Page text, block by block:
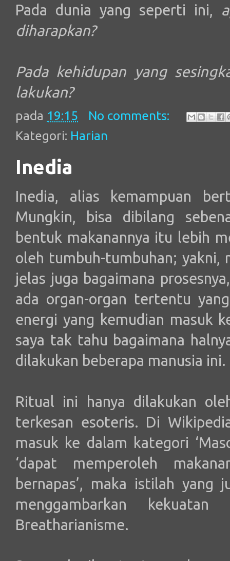
Pada dunia yang seperti ini,
diharapkan?
Pada kehidupan yang
lakukan?
pada 19:15
No comments:
Kategori: Harian
Inedia
Inedia, alias kemampuan
Mungkin, bisa dibilang
bentuk makanannya itu lebih
oleh tumbuh-tumbuhan; yakni,
jelas juga bagaimana
ada organ-organ tertentu
energi yang kemudian masuk
saya tak tahu bagaimana
dilakukan beberapa manusia ini.
Ritual ini hanya dilakukan
terkesan esoteris. Di
masuk ke dalam kategori
‘dapat memperoleh
bernapas’, maka istilah yang
menggambarkan
Breatharianisme.